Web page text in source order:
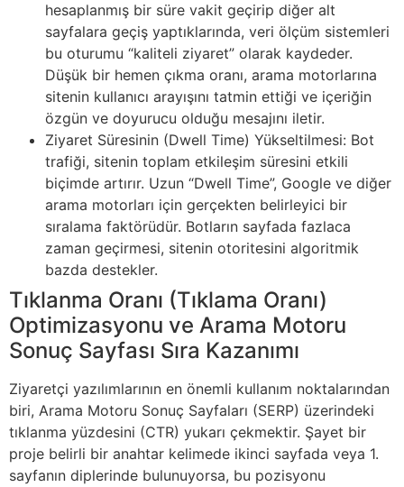
hesaplanmış bir süre vakit geçirip diğer alt
sayfalara geçiş yaptıklarında, veri ölçüm sistemleri
bu oturumu “kaliteli ziyaret” olarak kaydeder.
Düşük bir hemen çıkma oranı, arama motorlarına
sitenin kullanıcı arayışını tatmin ettiği ve içeriğin
özgün ve doyurucu olduğu mesajını iletir.
Ziyaret Süresinin (Dwell Time) Yükseltilmesi: Bot
trafiği, sitenin toplam etkileşim süresini etkili
biçimde artırır. Uzun “Dwell Time”, Google ve diğer
arama motorları için gerçekten belirleyici bir
sıralama faktörüdür. Botların sayfada fazlaca
zaman geçirmesi, sitenin otoritesini algoritmik
bazda destekler.
Tıklanma Oranı (Tıklama Oranı)
Optimizasyonu ve Arama Motoru
Sonuç Sayfası Sıra Kazanımı
Ziyaretçi yazılımlarının en önemli kullanım noktalarından
biri, Arama Motoru Sonuç Sayfaları (SERP) üzerindeki
tıklanma yüzdesini (CTR) yukarı çekmektir. Şayet bir
proje belirli bir anahtar kelimede ikinci sayfada veya 1.
sayfanın diplerinde bulunuyorsa, bu pozisyonu